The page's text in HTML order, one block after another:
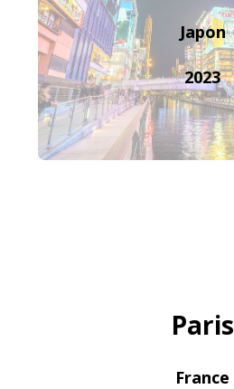
Japon
2023
Paris
France